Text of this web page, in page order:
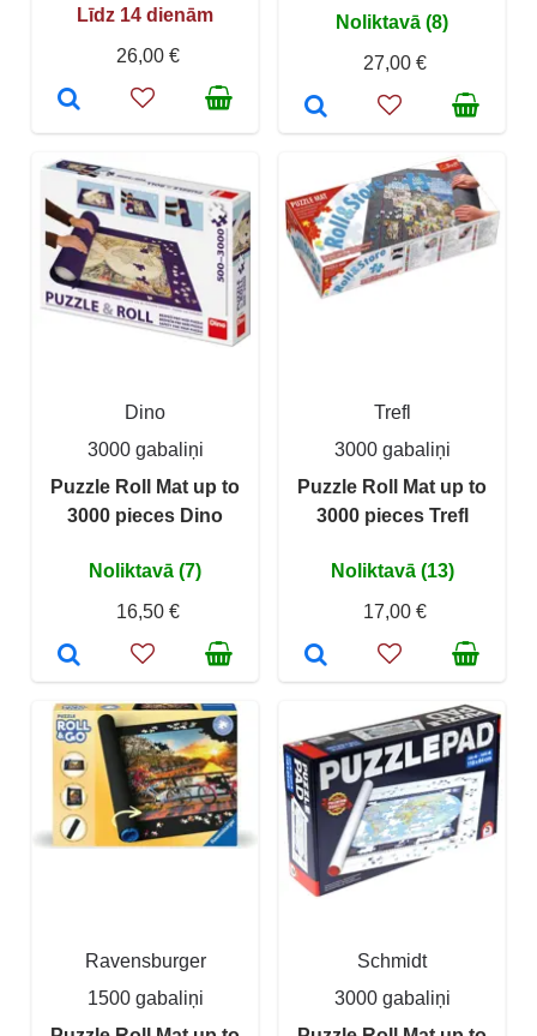
Līdz 14 dienām
26,00 €
Noliktavā (8)
27,00 €
Dino
3000 gabaliņi
Puzzle Roll Mat up to
3000 pieces Dino
Noliktavā (7)
16,50 €
Trefl
3000 gabaliņi
Puzzle Roll Mat up to
3000 pieces Trefl
Noliktavā (13)
17,00 €
Ravensburger
1500 gabaliņi
Schmidt
3000 gabaliņi